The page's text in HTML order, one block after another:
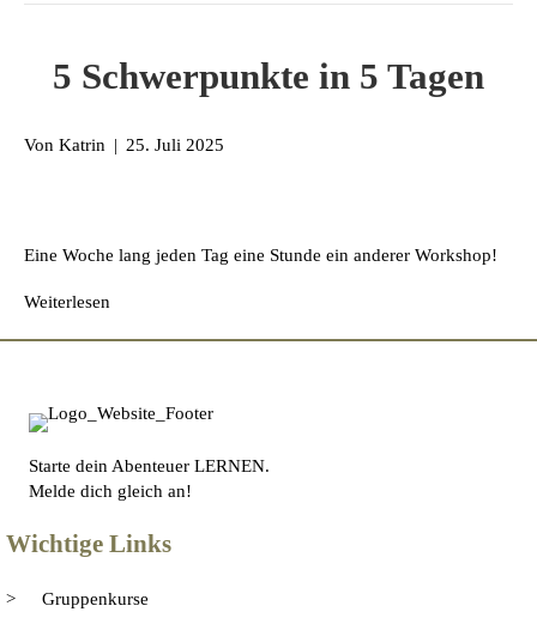
5 Schwerpunkte in 5 Tagen
Von Katrin | 25. Juli 2025
Eine Woche lang jeden Tag eine Stunde ein anderer Workshop!
Weiterlesen
Starte dein Abenteuer LERNEN.
Melde dich gleich an!
Wichtige Links
Gruppenkurse